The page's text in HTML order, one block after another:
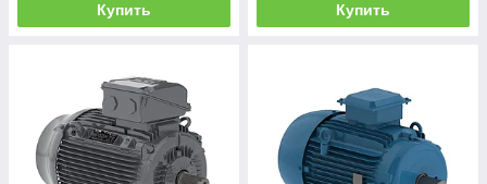
Купить Купить